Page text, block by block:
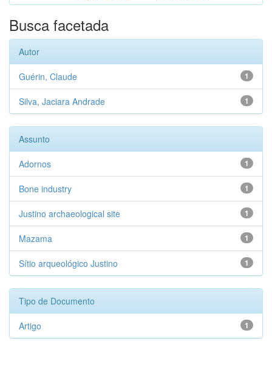
Busca facetada
Autor
1
Guérin, Claude
1
Silva, Jaciara Andrade
Assunto
1
Adornos
1
Bone industry
1
Justino archaeological site
1
Mazama
1
Sítio arqueológico Justino
Tipo de Documento
1
Artigo